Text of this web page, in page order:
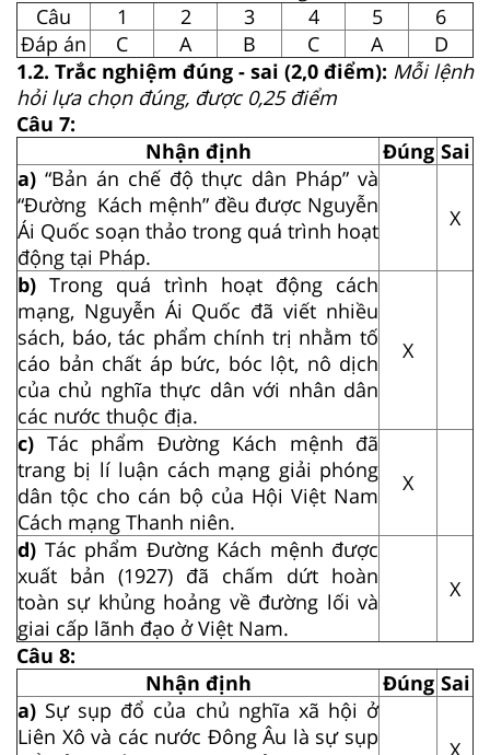
Câu
1 2 3 4 5
6
Đáp án
C A B C A
D
1.2. Trắc nghiệm đúng - sai (2,0 điểm): Mỗi lệnh
hỏi lựa chọn đúng, được 0,25 điểm
Câu 7:
Nhận định
Đúng Sai
a) “Bản án chế độ thực dân Pháp” và
“Đường Kách mệnh” đều được Nguyễn
Ái Quốc soạn thảo trong quá trình hoạt
động tại Pháp.
X
b) Trong quá trình hoạt động cách
mạng, Nguyễn Ái Quốc đã viết nhiều
sách, báo, tác phẩm chính trị nhằm tố
cáo bản chất áp bức, bóc lột, nô dịch
của chủ nghĩa thực dân với nhân dân
các nước thuộc địa.
X
c) Tác phẩm Đường Kách mệnh đã
trang bị lí luận cách mạng giải phóng
dân tộc cho cán bộ của Hội Việt Nam
Cách mạng Thanh niên.
X
d) Tác phẩm Đường Kách mệnh được
xuất bản (1927) đã chấm dứt hoàn
toàn sự khủng hoảng về đường lối và
giai cấp lãnh đạo ở Việt Nam.
X
Câu 8:
Nhận định
Đúng Sai
a) Sự sụp đổ của chủ nghĩa xã hội ở
Liên Xô và các nước Đông Âu là sự sụp
X